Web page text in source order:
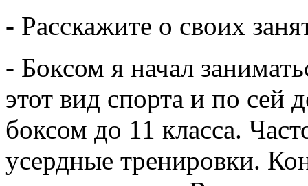
- Расскажите о своих
- Боксом я начал
этот вид спорта и по сей
боксом до 11 класса.
усердные тренировки.